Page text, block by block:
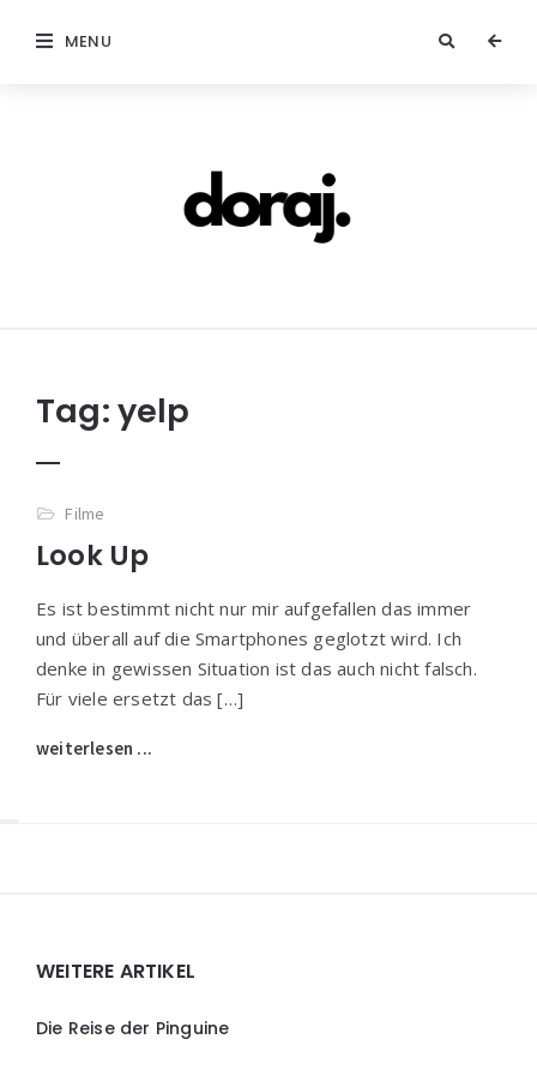
MENU
Tag:yelp
Filme
Look Up
Es ist bestimmt nicht nur mir aufgefallen das immer
und überall auf die Smartphones geglotzt wird. Ich
denke in gewissen Situation ist das auch nicht falsch.
Für viele ersetzt das […]
weiterlesen ...
WEITERE ARTIKEL
Die Reise der Pinguine